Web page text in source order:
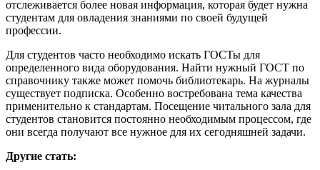
отслеживается более новая информация, которая будет нужна
студентам для овладения знаниями по своей будущей
профессии.
Для студентов часто необходимо искать ГОСТы для
определенного вида оборудования. Найти нужный ГОСТ по
справочнику также может помочь библиотекарь. На журналы
существует подписка. Особенно востребована тема качества
применительно к стандартам. Посещение читального зала для
студентов становится постоянно необходимым процессом, где
они всегда получают все нужное для их сегодняшней задачи.
Другие стать: